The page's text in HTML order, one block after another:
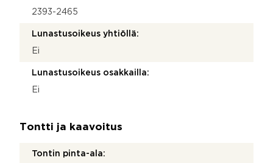
2393-2465
Lunastusoikeus yhtiöllä:
Ei
Lunastusoikeus osakkailla:
Ei
Tontti ja kaavoitus
Tontin pinta-ala: